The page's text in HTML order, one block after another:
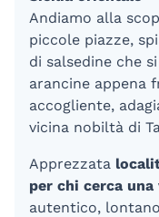
Andiamo alla
piccole piazze,
di salsedine che
arancine appena
accogliente,
vicina nobiltà di
Apprezzata
per chi cerca una
autentico,